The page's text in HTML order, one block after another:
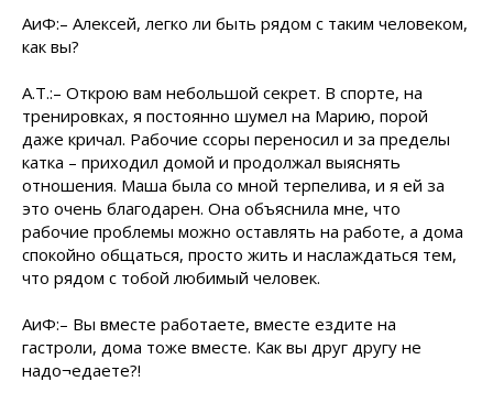
АиФ:– Алексей, легко ли быть рядом с таким человеком,
как вы?
А.Т.:– Открою вам небольшой секрет. В спорте, на
тренировках, я постоянно шумел на Марию, порой
даже кричал. Рабочие ссоры переносил и за пределы
катка – приходил домой и продолжал выяснять
отношения. Маша была со мной терпелива, и я ей за
это очень благодарен. Она объяснила мне, что
рабочие проблемы можно оставлять на работе, а дома
спокойно общаться, просто жить и наслаждаться тем,
что рядом с тобой любимый человек.
АиФ:– Вы вместе работаете, вместе ездите на
гастроли, дома тоже вместе. Как вы друг другу не
надо¬едаете?!